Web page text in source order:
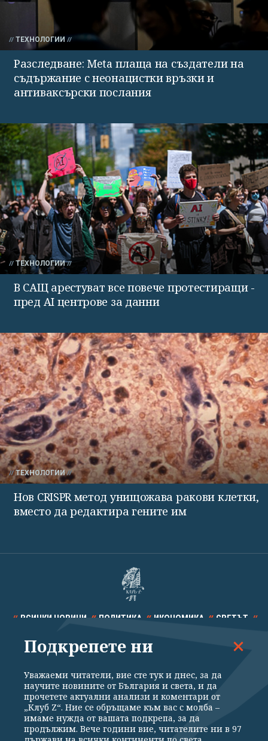
ТЕХНОЛОГИИ
Разследване: Meta плаща на създатели на
съдържание с неонацистки връзки и
антиваксърски послания
ТЕХНОЛОГИИ
В САЩ арестуват все повече протестиращи -
пред AI центрове за данни
ТЕХНОЛОГИИ
Нов CRISPR метод унищожава ракови клетки,
вместо да редактира гените им
ВСИЧКИ НОВИНИ ПОЛИТИКА ИКОНОМИКА СВЕТЪТ
СПОРТ КУЛТУРА ТЕХНОЛОГИИ КАЛЕЙДОСКОП
Общи условия Политика за поверителност
Подкрепете ни
Уважаеми читатели, вие сте тук и днес, за да
научите новините от България и света, и да
прочетете актуални анализи и коментари от
„Клуб Z“. Ние се обръщаме към вас с молба –
имаме нужда от вашата подкрепа, за да
продължим. Вече години вие, читателите ни в 97